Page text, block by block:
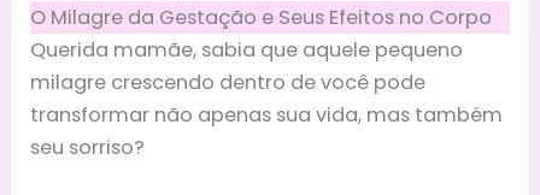
O Milagre da Gestação e Seus Efeitos no Corpo
Querida mamãe, sabia que aquele pequeno
milagre crescendo dentro de você pode
transformar não apenas sua vida, mas também
seu sorriso?